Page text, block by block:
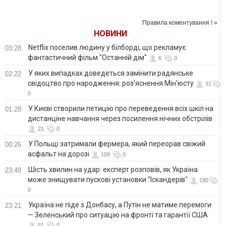
Правила коментування ! »
НОВИНИ
03:28
Netflix поселив людину у білборді, що рекламує
фантастичний фільм "Останній дім"
6 0
02:22
У яких випадках доведеться замінити радянське
свідоцтво про народження: роз'яснення Мін'юсту
31
0
01:28
У Києві створили петицію про переведення всіх шкіл на
дистанціне навчання через посилення нічних обстрілів
21 0
00:26
У Польщі затримали фермера, який переорав свіжий
асфальт на дорозі
109 0
23:48
Шість хвилин на удар: експерт розповів, як Україна
може знищувати пускові установки "Іскандерів"
190
0
23:21
Україна не піде з Донбасу, а Путін не матиме перемоги
— Зеленський про ситуацію на фронті та гарантії США